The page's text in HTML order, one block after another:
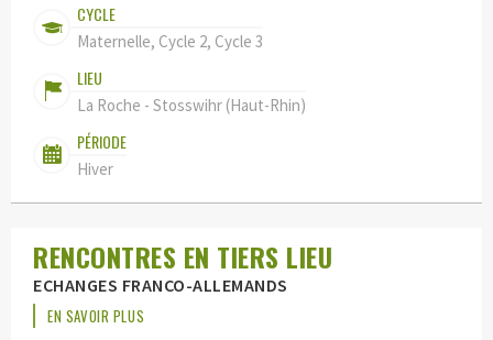
CYCLE
Maternelle, Cycle 2, Cycle 3
LIEU
La Roche - Stosswihr (Haut-Rhin)
PÉRIODE
Hiver
RENCONTRES EN TIERS LIEU
ECHANGES FRANCO-ALLEMANDS
EN SAVOIR PLUS